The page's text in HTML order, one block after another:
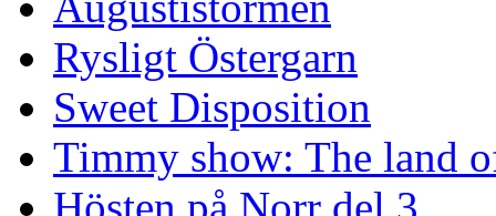
Rysligt Östergarn
Sweet Disposition
Timmy show: The land
Hösten på Norr del 3